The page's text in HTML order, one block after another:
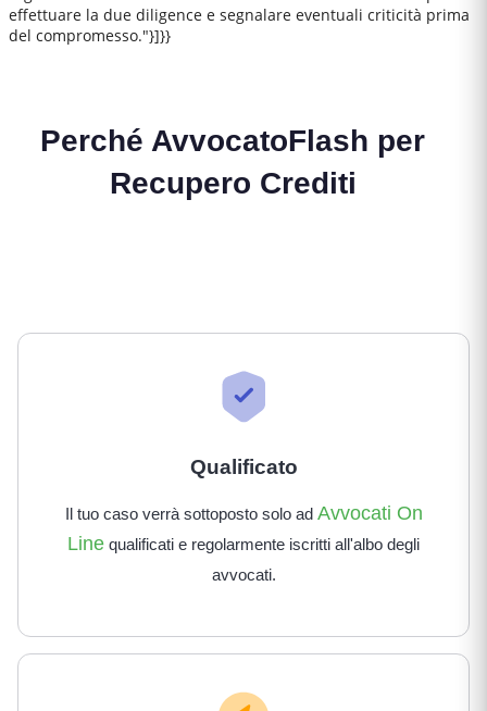
effettuare la due diligence e segnalare eventuali criticità prima
del compromesso."}]}}
Perché AvvocatoFlash per
Recupero Crediti
Qualificato
Il tuo caso verrà sottoposto solo ad Avvocati On
Line qualificati e regolarmente iscritti all'albo degli
avvocati.